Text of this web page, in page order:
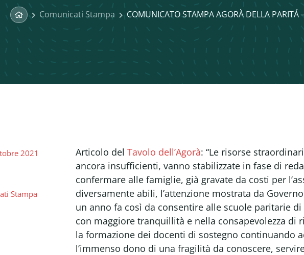
Comunicati Stampa COMUNICATO STAMPA AGORÀ DELLA
2021
Stampa
Articolo delTavolo dell’Agorà: “Le risorse
ancora insufficienti, vanno stabilizzate in fase di
confermare alle famiglie, già gravate da costi per
diversamente abili, l’attenzione mostrata da
un anno fa così da consentire alle scuole paritarie
con maggiore tranquillità e nella consapevolezza di
la formazione dei docenti di sostegno continuando
l’immenso dono di una fragilità da conoscere,